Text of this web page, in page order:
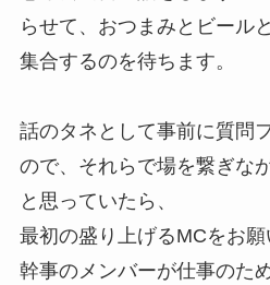
らせて、おつまみとビール
集合するのを待ちます。
話のタネとして事前に質問
ので、それらで場を繋ぎな
と思っていたら、
最初の盛り上げるMCをお
幹事のメンバーが仕事のた